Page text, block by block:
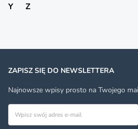
Y
Z
ZAPISZ SIĘ DO NEWSLETTERA
Najnowsze wpisy prosto na Twojego
Adres email